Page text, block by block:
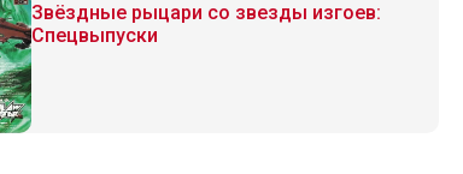
Звёздные рыцари со звезды изгоев:
Спецвыпуски